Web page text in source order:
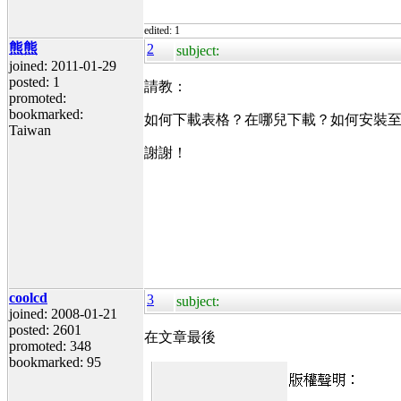
edited: 1
熊熊
joined: 2011-01-29
posted: 1
promoted:
bookmarked:
Taiwan
2 subject:
請教：
如何下載表格？在哪兒下載？如何安裝
謝謝！
coolcd
joined: 2008-01-21
posted: 2601
promoted: 348
bookmarked: 95
3 subject:
在文章最後